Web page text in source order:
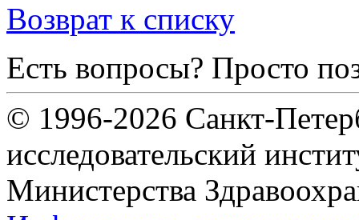
Возврат к списку
Есть вопросы? Просто
© 1996-2026 Санкт-
исследовательский
Министерства